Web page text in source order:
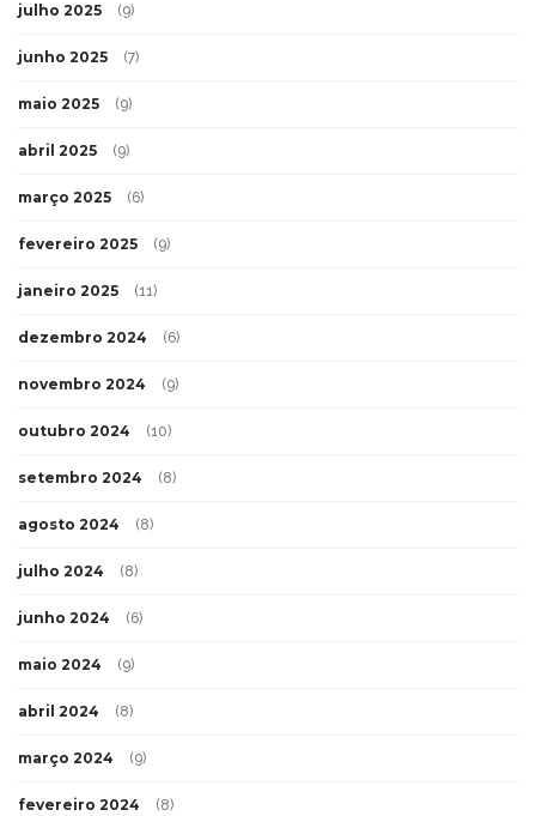
julho 2025 (9)
junho 2025 (7)
maio 2025 (9)
abril 2025 (9)
março 2025 (6)
fevereiro 2025 (9)
janeiro 2025 (11)
dezembro 2024 (6)
novembro 2024 (9)
outubro 2024 (10)
setembro 2024 (8)
agosto 2024 (8)
julho 2024 (8)
junho 2024 (6)
maio 2024 (9)
abril 2024 (8)
março 2024 (9)
fevereiro 2024 (8)